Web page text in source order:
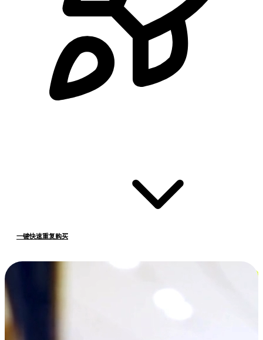
一键快速重复购买